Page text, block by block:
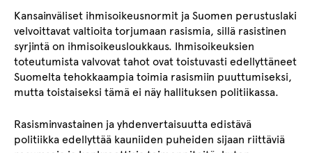
Kansainväliset ihmisoikeusnormit ja Suomen perustuslaki
velvoittavat valtioita torjumaan rasismia, sillä rasistinen
syrjintä on ihmisoikeusloukkaus. Ihmisoikeuksien
toteutumista valvovat tahot ovat toistuvasti edellyttäneet
Suomelta tehokkaampia toimia rasismiin puuttumiseksi,
mutta toistaiseksi tämä ei näy hallituksen politiikassa.
Rasisminvastainen ja yhdenvertaisuutta edistävä
politiikka edellyttää kauniiden puheiden sijaan riittäviä